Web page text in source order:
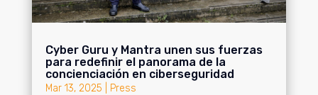
Cyber Guru y Mantra unen sus fuerzas
para redefinir el panorama de la
concienciación en ciberseguridad
Mar 13, 2025 Press